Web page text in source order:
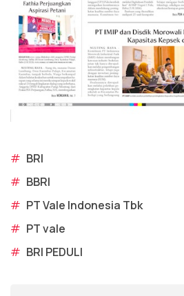
# BRI
# BBRI
# PT Vale Indonesia Tbk
# PT vale
# BRI PEDULI